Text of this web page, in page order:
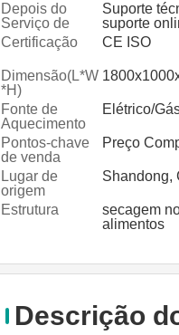
Depois do
Serviço de
Garantia
Suporte
suporte
terreno
Certificação CE ISO
Dimensão(L*W
*H)
Fonte de
Aquecimento
Elétrico/
Pontos-chave
de venda
Preço
Lugar de
origem
Shandong,
Estrutura
secagem
alimentos
Descrição